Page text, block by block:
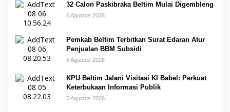
32 Calon Paskibraka Beltim Mulai Digembleng
6 Agustus 2026
Pemkab Beltim Terbitkan Surat Edaran Atur
Penjualan BBM Subsidi
6 Agustus 2026
KPU Beltim Jalani Visitasi KI Babel: Perkuat
Keterbukaan Informasi Publik
5 Agustus 2026